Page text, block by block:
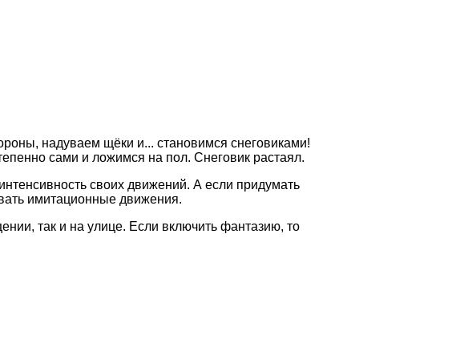
надуваем щёки и... становимся снеговиками!
сами и ложимся на пол. Снеговик растаял.
своих движений. А если придумать
имитационные движения.
так и на улице. Если включить фантазию, то